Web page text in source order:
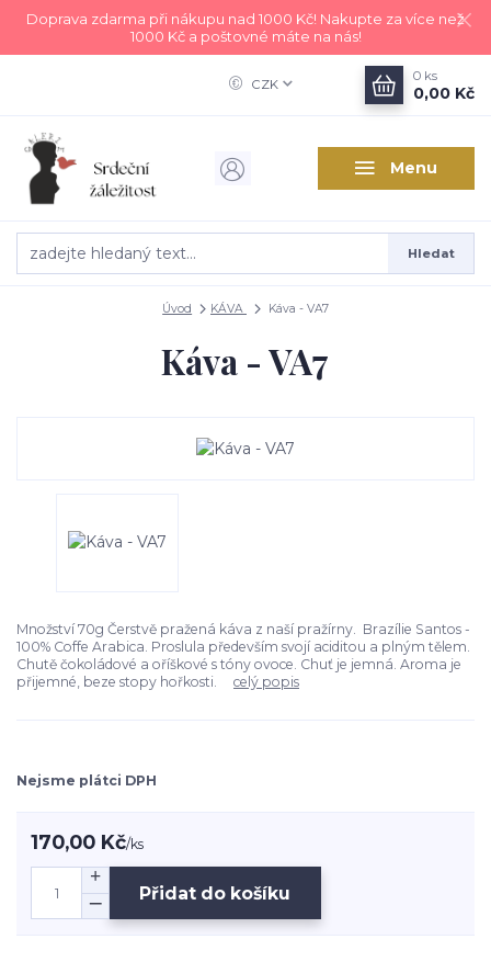
Doprava zdarma při nákupu nad 1000 Kč! Nakupte za více než
1000 Kč a poštovné máte na nás!
Menu
CZK
Hledat
0 ks
0,00 Kč
Úvod KÁVA Káva - VA7
Káva - VA7
Množství 70g Čerstvě pražená káva z naší pražírny. Brazílie Santos -
100% Coffe Arabica. Proslula především svojí aciditou a plným tělem.
Chutě čokoládové a oříškové s tóny ovoce. Chuť je jemná. Aroma je
přijemné, beze stopy hořkosti. celý popis
Nejsme plátci DPH
170,00 Kč/ks
Přidat do košíku